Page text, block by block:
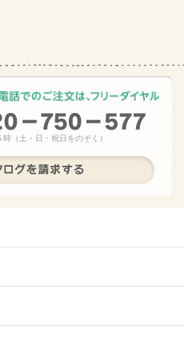
（土・日・祝日をのぞく）